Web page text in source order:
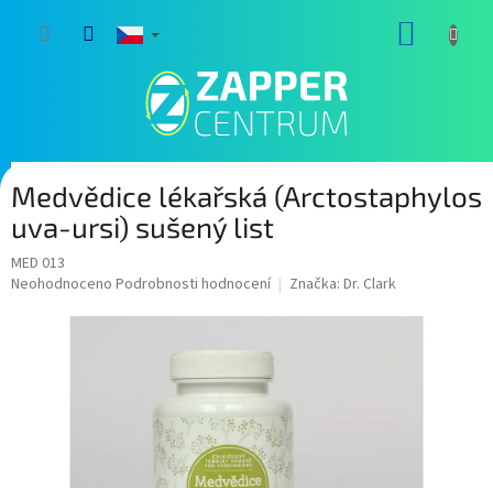
Medvědice lékařská (Arctostaphylos
uva-ursi) sušený list
MED 013
Průměrné
Neohodnoceno Podrobnosti hodnocení Značka: Dr. Clark